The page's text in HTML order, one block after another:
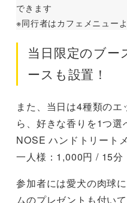
できます
※同行者はカフェメニュー
当日限定のブー
ースも設置！
また、当日は4種類の
ら、好きな香りを1つ
NOSE ハンドトリート
一人様：1,000円 / 15分
参加者には愛犬の肉球
ムのプレゼントも付いて